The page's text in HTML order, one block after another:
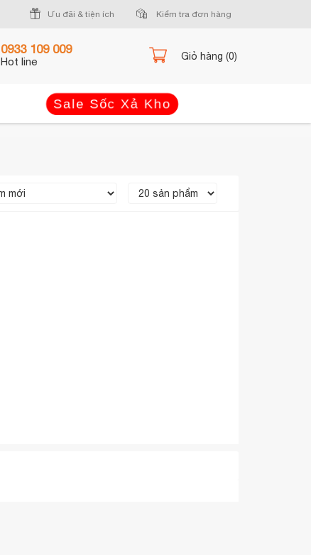
Ưu đãi & tiện ích Kiểm tra đơn hàng
0933 109 009
Hot line Giỏ hàng (0)
Sale Sốc Xả Kho